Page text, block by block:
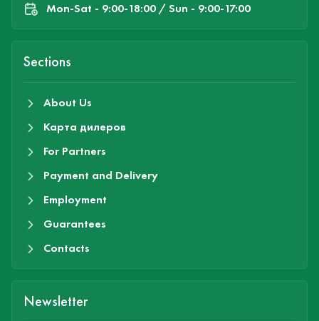
Mon-Sat - 9:00-18:00 / Sun - 9:00-17:00
Sections
About Us
Карта дилеров
For Partners
Payment and Delivery
Employment
Guarantees
Contacts
Newsletter